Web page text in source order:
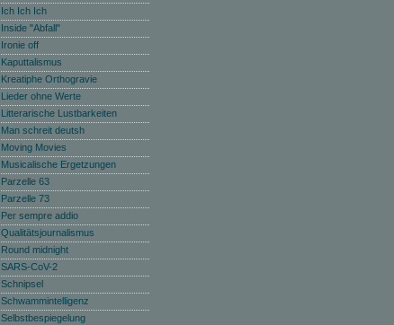
Ich Ich Ich
Inside "Abfall"
Ironie off
Kaputtalismus
Kreatiphe Orthogravie
Lieder ohne Werte
Litterarische Lustbarkeiten
Man schreit deutsh
Moving Movies
Musicalische Ergetzungen
Parzelle 63
Parzelle 73
Per sempre addio
Qualitätsjournalismus
Round midnight
SARS-CoV-2
Schnipsel
Schwammintelligenz
Selbstbespiegelung